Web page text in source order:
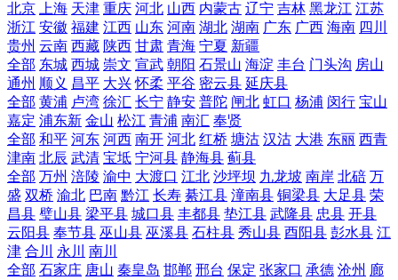
北京
上海 天津 重庆 河北 山西 内蒙古 辽宁 吉林 黑龙江 江苏
浙江 安徽 福建 江西 山东 河南 湖北 湖南 广东 广西 海南 四川
贵州 云南 西藏 陕西 甘肃 青海 宁夏 新疆
全部 东城 西城 崇文 宣武 朝阳 石景山 海淀 丰台 门头沟 房山
通州 顺义 昌平 大兴 怀柔 平谷 密云县 延庆县
全部 黄浦 卢湾 徐汇 长宁 静安 普陀 闸北 虹口 杨浦 闵行 宝山
嘉定 浦东新 金山 松江 青浦 南汇 奉贤
全部 和平 河东 河西 南开 河北 红桥 塘沽 汉沽 大港 东丽 西青
津南 北辰 武清 宝坻 宁河县 静海县 蓟县
全部 万州 涪陵 渝中 大渡口 江北 沙坪坝 九龙坡 南岸 北碚 万
盛 双桥 渝北 巴南 黔江 长寿 綦江县 潼南县 铜梁县 大足县 荣
昌县 璧山县 梁平县 城口县 丰都县 垫江县 武隆县 忠县 开县
云阳县 奉节县 巫山县 巫溪县 石柱县 秀山县 酉阳县 彭水县 江
津 合川 永川
南川
全部 石家庄 唐山 秦皇岛 邯郸 邢台 保定 张家口 承德 沧州 廊